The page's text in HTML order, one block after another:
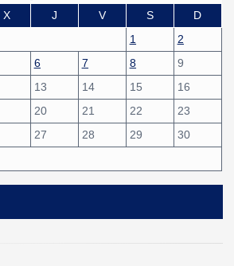
X J V S
D
1
2
6 7 8
9
13 14 15
16
20 21 22
23
27 28 29
30